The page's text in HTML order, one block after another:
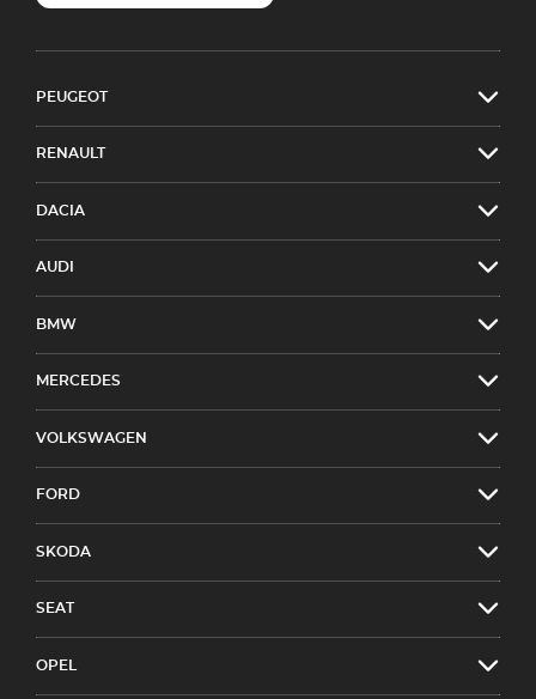
PEUGEOT
RENAULT
DACIA
AUDI
BMW
MERCEDES
VOLKSWAGEN
FORD
SKODA
SEAT
OPEL